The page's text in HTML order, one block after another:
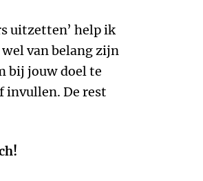
uitzetten’ help ik
van belang zijn
bij jouw doel te
invullen. De rest